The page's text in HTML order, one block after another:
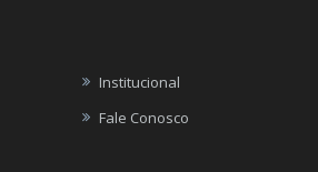
Institucional
Fale Conosco